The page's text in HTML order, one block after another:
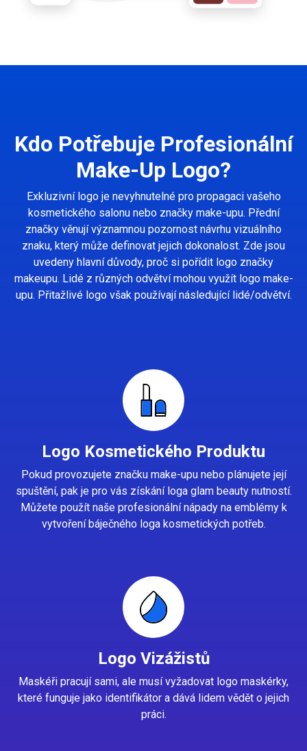
Kdo Potřebuje Profesionální
Make-Up Logo?
Exkluzivní logo je nevyhnutelné pro propagaci vašeho
kosmetického salonu nebo značky make-upu. Přední
značky věnují významnou pozornost návrhu vizuálního
znaku, který může definovat jejich dokonalost. Zde jsou
uvedeny hlavní důvody, proč si pořídit logo značky
makeupu. Lidé z různých odvětví mohou využít logo make-
upu. Přitažlivé logo však používají následující lidé/odvětví.
Logo Kosmetického Produktu
Pokud provozujete značku make-upu nebo plánujete její
spuštění, pak je pro vás získání loga glam beauty nutností.
Můžete použít naše profesionální nápady na emblémy k
vytvoření báječného loga kosmetických potřeb.
Logo Vizážistů
Maskéři pracují sami, ale musí vyžadovat logo maskérky,
které funguje jako identifikátor a dává lidem vědět o jejich
práci.